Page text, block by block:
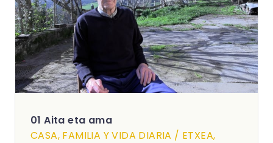
01 Aita eta ama
CASA, FAMILIA Y VIDA DIARIA / ETXEA,